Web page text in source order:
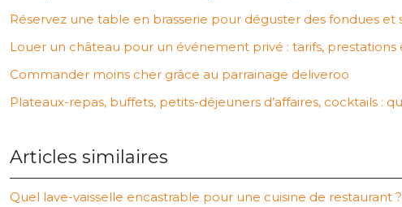
Réservez une table en brasserie pour déguster des fondues et
Louer un château pour un événement privé : tarifs, prestations
Commander moins cher grâce au parrainage deliveroo
Plateaux-repas, buffets, petits-déjeuners d’affaires, cocktails :
Articles similaires
Quel lave-vaisselle encastrable pour une cuisine de restaurant ?